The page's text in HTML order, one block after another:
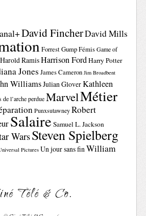
David FincherDavid Mills
Forrest GumpFémis Game of
Harold RamisHarrison FordHarry Potter
Jones James Cameron Jim Broadbent
WilliamsJulian GloverKathleen
de l’arche perdue MarvelMétier
Punxsutawney Robert
Salaire Samuel L. Jackson
WarsSteven Spielberg
Pictures Un jour sans finWilliam
Télé & Co.